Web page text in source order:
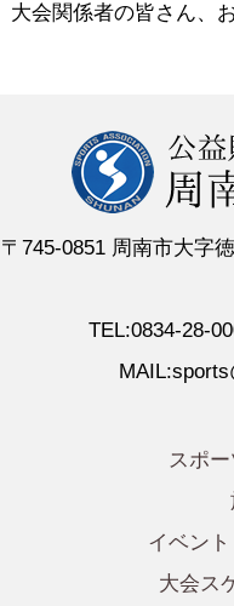
大会関係者の皆さん、
〒745-0851 周南市大字
TEL:0834-28-
スポ
イベン
大会ス